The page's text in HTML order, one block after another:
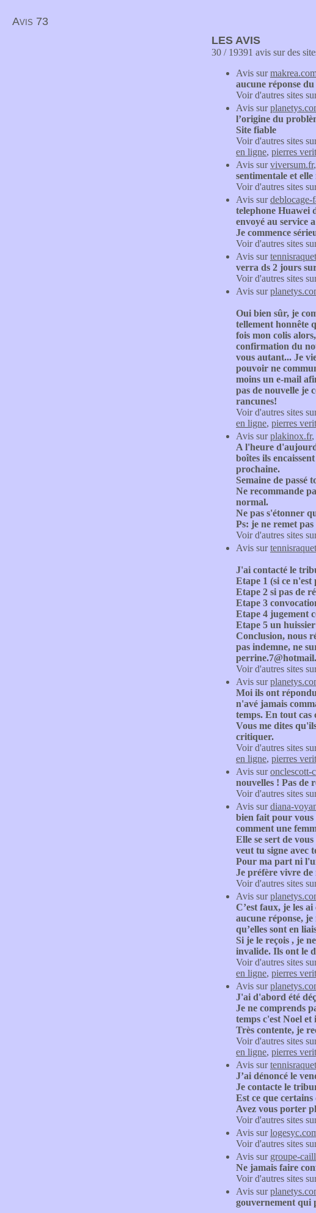
Avis 73
LES AVIS
30 / 19391 avis sur des
Avis sur
aucune réponse
Voir d'autres sites
Avis sur
l’origine du
Site fiable
Voir d'autres sites
en ligne, pierres
Avis surviversum.fr
sentimentale et
Voir d'autres sites
Avis surdeblocage-
telephone Huawei
envoyé au service
Je commence
Voir d'autres sites
Avis sur
verra ds 2 jours
Voir d'autres sites
Avis sur
Oui bien sûr, je
tellement honnête
fois mon colis
confirmation du
vous autant... Je
pouvoir ne
moins un e-mail
pas de nouvelle je
rancunes!
Voir d'autres sites
en ligne, pierres
Avis surplakinox.fr,
A l'heure
boîtes ils
prochaine.
Semaine de passé
Ne recommande
normal.
Ne pas s'étonner
Ps: je ne remet
Voir d'autres sites
Avis sur
J'ai contacté le
Etape 1 (si ce
Etape 2 si pas de
Etape 3
Etape 4 jugement
Etape 5 un
Conclusion, nous
pas indemne, ne
Voir d'autres sites
Avis sur
Moi ils ont
n'avé jamais
temps. En tout cas
Vous me dites
critiquer.
Voir d'autres sites
en ligne, pierres
Avis suronclescott-
nouvelles ! Pas de
Voir d'autres sites
Avis surdiana-
bien fait pour vous
comment une
Elle se sert de
veut tu signe avec
Pour ma part ni
Je préfère vivre de
Voir d'autres sites
Avis sur
C’est faux, je les
aucune réponse,
qu’elles sont en
Si je le reçois , je
invalide. Ils ont le
Voir d'autres sites
en ligne, pierres
Avis sur
J'ai d'abord été
Je ne comprends
temps c'est Noel
Très contente, je
Voir d'autres sites
en ligne, pierres
Avis sur
J’ai dénoncé le
Je contacte le
Est ce que
Avez vous porter
Voir d'autres sites
Avis sur
Voir d'autres sites
Avis sur groupe-
Ne jamais faire
Voir d'autres sites
Avis sur
gouvernement qui